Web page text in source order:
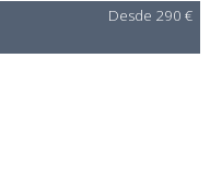
Desde 290 €